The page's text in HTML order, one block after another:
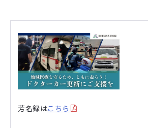
芳名録はこちら